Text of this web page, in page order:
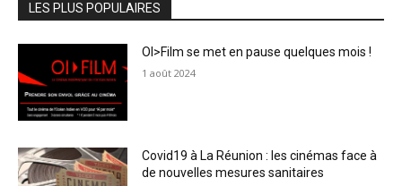
LES PLUS POPULAIRES
OI>Film se met en pause quelques mois !
1 août 2024
Covid19 à La Réunion : les cinémas face à
de nouvelles mesures sanitaires